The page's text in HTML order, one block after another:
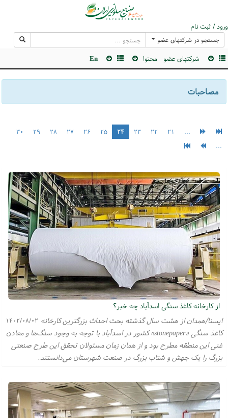
ورود / ثبت نام
جستجو در شرکتهای عضو
شرکتهای عضو محتوا En
مصاحبات
... ۲۱ ۲۲ ۲۳ ۲۴ ۲۵ ۲۶ ۲۷ ۲۸ ۲۹
۳۰
...
از کارخانه کاغذ سنگی اسدآباد چه خبر؟
۱۴۰۲/۰۸/۰۲ ایسنا/همدان از هشت سال گذشته بحث احداث بزرگترین کارخانه
کاغذ سنگی «stonepaper» کشور در اسدآباد با توجه به وجود سنگ‌ها و معادن
غنی این منطقه مطرح بود و از همان زمان مسئولان تحقق این طرح صنعتی
بزرگ را یک جهش و شتاب بزرگ در صنعت شهرستان می‌دانستند.